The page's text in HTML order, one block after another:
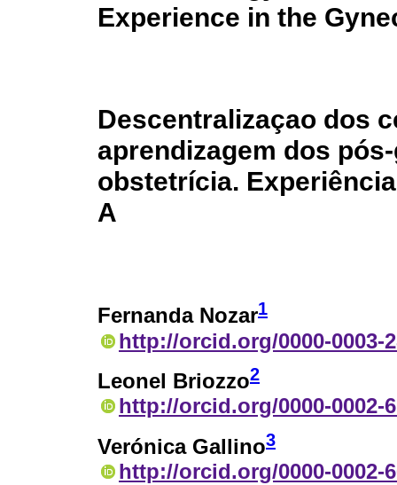
Experience in the
Descentralizaçao dos
aprendizagem dos
obstetrícia.
A
Fernanda Nozar1
http://orcid.org/0000-0003-
Leonel Briozzo2
http://orcid.org/0000-0002-
Verónica Gallino3
http://orcid.org/0000-0002-